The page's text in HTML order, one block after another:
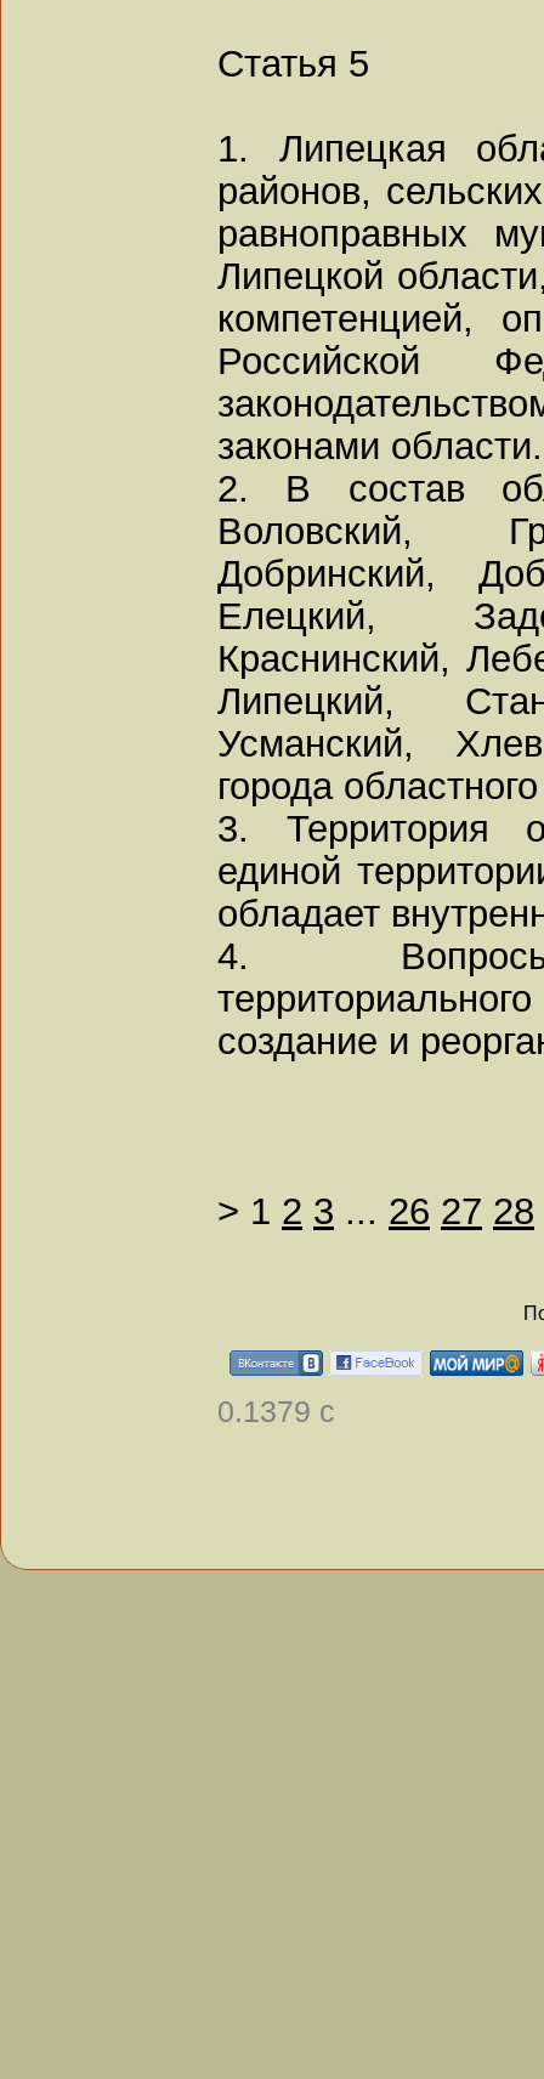
Статья 5
1. Липецкая
районов,
равноправных
Липецкой
компетенцией,
Российской
законами области.
2. В состав
Воловский,
Добринский,
Елецкий,
Краснинский,
Липецкий,
Усманский,
города
3. Территория
единой
обладает
4. Вопросы
создание и
> 1 2 3 ... 26 27 28
0.1379 с